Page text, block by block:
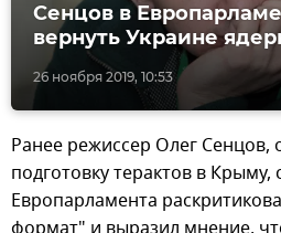
26 ноября 2019, 10:53
Сенцов в
вернуть Украине
Ранее режиссер Олег Сенцов,
подготовку терактов в Крыму,
Европарламента